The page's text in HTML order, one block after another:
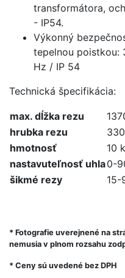
transformátora,
- IP54.
Výkonný
tepelnou poistkou:
Hz / IP 54
Technická špecifikácia:
max. dĺžka rezu
hrubka rezu
hmotnosť
10
nastavuteľnosť uhla0-
šikmé rezy
15-
* Fotografie uverejnené na
nemusia v plnom rozsahu
* Ceny sú uvedené bez DPH